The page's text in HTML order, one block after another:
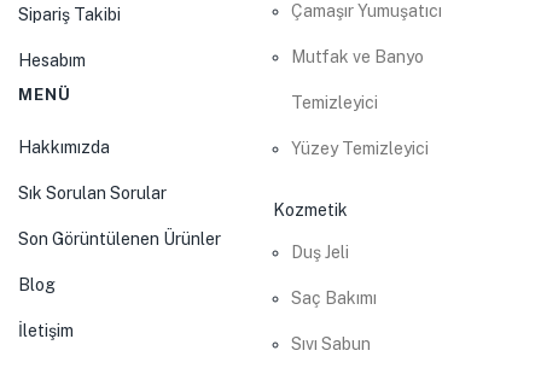
Sipariş Takibi
Hesabım
MENÜ
Hakkımızda
Sık Sorulan Sorular
Son Görüntülenen Ürünler
Blog
İletişim
Çamaşır Yumuşatıcı
Mutfak ve Banyo
Temizleyici
Yüzey Temizleyici
Kozmetik
Duş Jeli
Saç Bakımı
Sıvı Sabun